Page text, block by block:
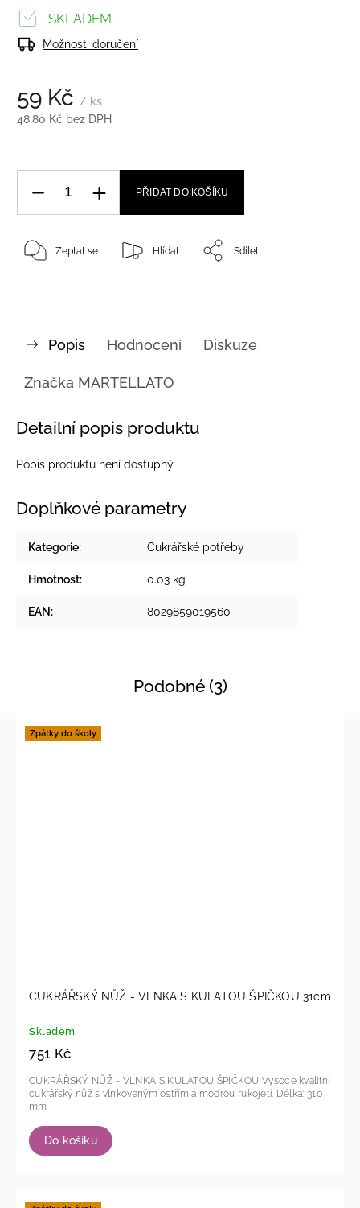
59 Kč / ks
48,80 Kč bez DPH
SKLADEM
Možnosti doručení
PŘIDAT DO KOŠÍKU
Zeptat se Hlídat Sdílet
Popis Hodnocení Diskuze
Značka MARTELLATO
Detailní popis produktu
Popis produktu není dostupný
Doplňkové parametry
Kategorie: Cukrářské potřeby
Hmotnost: 0.03 kg
EAN: 8029859019560
Podobné (3)
Zpátky do školy
CUKRÁŘSKÝ NŮŽ - VLNKA S KULATOU ŠPIČKOU 31cm
Skladem
751 Kč
Do košíku
CUKRÁŘSKÝ NŮŽ - VLNKA S KULATOU ŠPIČKOU Vysoce kvalitní
cukrářský nůž s vlnkovaným ostřím a modrou rukojetí. Délka: 310